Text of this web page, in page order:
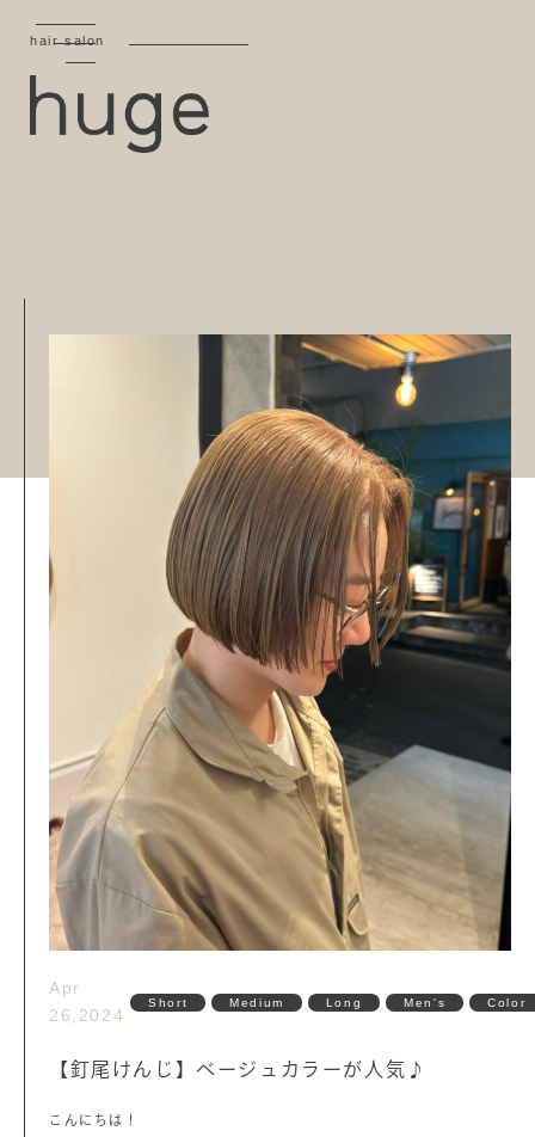
hair salon
Apr
26,2024
Short Medium Long Men's Color
【釘尾けんじ】ベージュカラーが人気♪
こんにちは！